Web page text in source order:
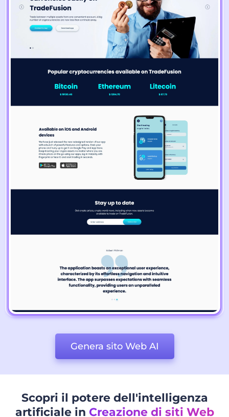
Genera sito Web AI
Scopri il potere dell'intelligenza
artificiale in Creazione di siti Web